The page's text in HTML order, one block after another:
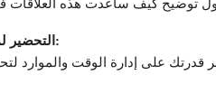
5. التحضير لمناقشة الأهداف المالية: